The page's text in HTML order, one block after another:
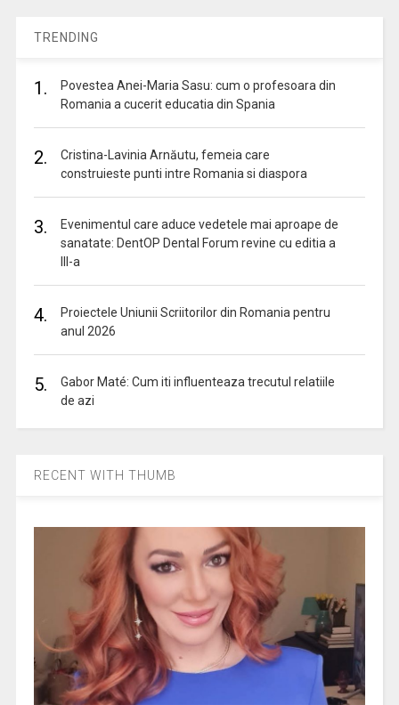
TRENDING
1.
Povestea Anei-Maria Sasu: cum o profesoara din
Romania a cucerit educatia din Spania
2.
Cristina-Lavinia Arnăutu, femeia care
construieste punti intre Romania si diaspora
3.
Evenimentul care aduce vedetele mai aproape de
sanatate: DentOP Dental Forum revine cu editia a
III-a
4.
Proiectele Uniunii Scriitorilor din Romania pentru
anul 2026
5.
Gabor Maté: Cum iti influenteaza trecutul relatiile
de azi
RECENT WITH THUMB